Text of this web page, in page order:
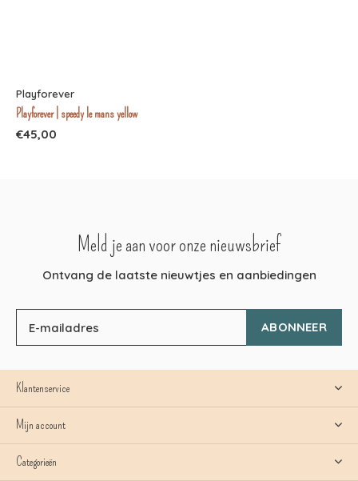
Playforever
Playforever | speedy le mans yellow
€45,00
Meld je aan voor onze nieuwsbrief
Ontvang de laatste nieuwtjes en aanbiedingen
ABONNEER
Klantenservice
Mijn account
Categorieën